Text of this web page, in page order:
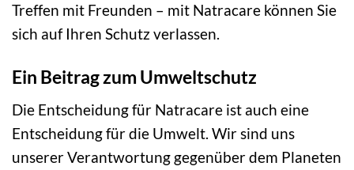
Treffen mit Freunden – mit Natracare können Sie
sich auf Ihren Schutz verlassen.
Ein Beitrag zum Umweltschutz
Die Entscheidung für Natracare ist auch eine
Entscheidung für die Umwelt. Wir sind uns
unserer Verantwortung gegenüber dem Planeten